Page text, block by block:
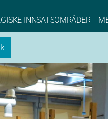
EYDE,
INNSATSOMRÅDER